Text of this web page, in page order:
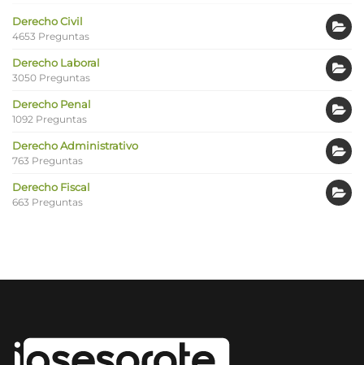
Derecho Civil
4653 Preguntas
Derecho Laboral
3050 Preguntas
Derecho Penal
1092 Preguntas
Derecho Administrativo
763 Preguntas
Derecho Fiscal
663 Preguntas